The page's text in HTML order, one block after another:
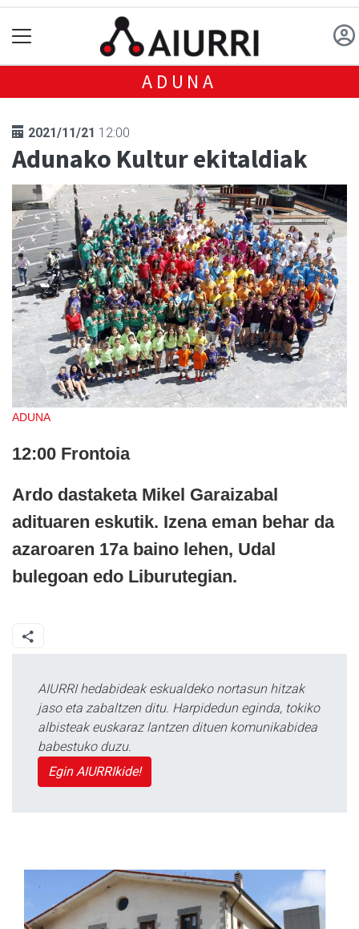
ADUNA
2021/11/21 12:00
Adunako Kultur ekitaldiak
ADUNA
12:00 Frontoia
Ardo dastaketa Mikel Garaizabal
adituaren eskutik. Izena eman behar da
azaroaren 17a baino lehen, Udal
bulegoan edo Liburutegian.
AIURRI hedabideak eskualdeko nortasun hitzak
jaso eta zabaltzen ditu. Harpidedun eginda, tokiko
albisteak euskaraz lantzen dituen komunikabidea
babestuko duzu.
Egin AIURRIkide!